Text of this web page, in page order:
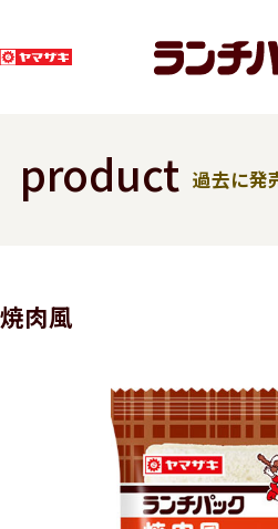
product 過去に発
焼肉風